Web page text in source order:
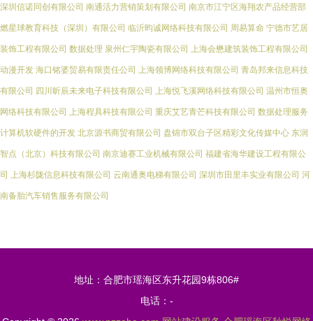
深圳信诺同创有限公司 南通活力营销策划有限公司 南京市江宁区海翔农产品经营部
燃星球教育科技（深圳）有限公司 临沂昀诚网络科技有限公司 周易算命 宁德市艺居
装饰工程有限公司 数据处理 泉州仁宇陶瓷有限公司 上海会懋建筑装饰工程有限公司
动漫开发 海口铭婆贸易有限责任公司 上海领博网络科技有限公司 青岛邦来信息科技
有限公司 四川昕辰未来电子科技有限公司 上海悦飞溪网络科技有限公司 温州市恒奥
网络科技有限公司 上海程具科技有限公司 重庆艾艺青芒科技有限公司 数据处理服务
计算机软硬件的开发 北京源书商贸有限公司 盘锦市双台子区精彩文化传媒中心 东润
智点（北京）科技有限公司 南京迪赛工业机械有限公司 福建省海华建设工程有限公
司 上海杉陇信息科技有限公司 云南通奥电梯有限公司 深圳市田里丰实业有限公司 河
南备胎汽车销售服务有限公司
地址：合肥市瑶海区东升花园9栋806#
电话：-